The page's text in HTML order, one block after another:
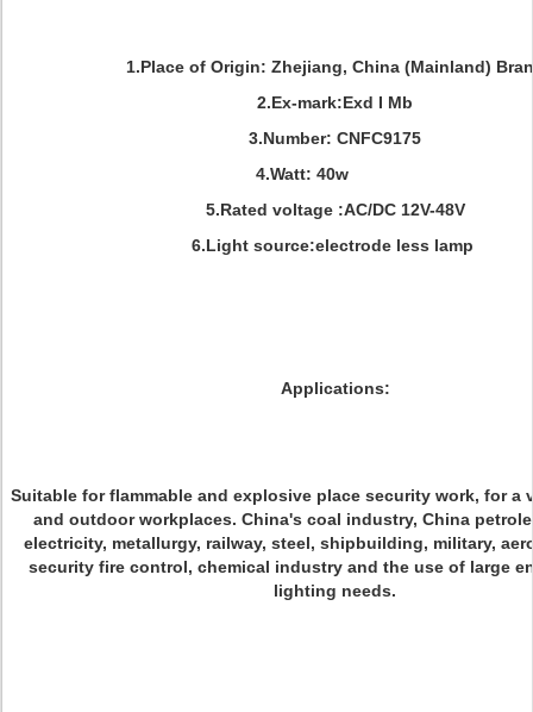
1.Place of Origin: Zhejiang, China (Mainland)
2.Ex-mark:Exd I Mb
3.Number: CNFC9175
4.Watt: 40w
5.Rated voltage :AC/DC 12V-48V
6.Light source:electrode less lamp
Applications:
Suitable for flammable and explosive place security work, for a
and outdoor workplaces. China's coal industry, China
electricity, metallurgy, railway, steel, shipbuilding, military,
security fire control, chemical industry and the use of large
lighting needs.